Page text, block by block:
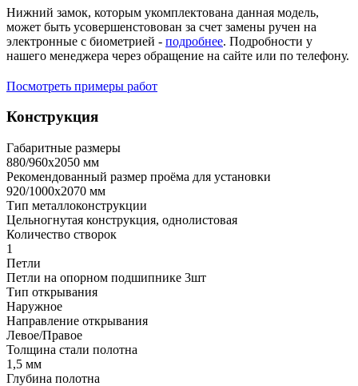
Нижний замок, которым укомплектована данная модель,
может быть усовершенстовован за счет замены ручен на
электронные с биометрией - подробнее. Подробности у
нашего менеджера через обращение на сайте или по телефону.
Посмотреть примеры работ
Конструкция
Габаритные размеры
880/960х2050 мм
Рекомендованный размер проёма для установки
920/1000х2070 мм
Тип металлоконструкции
Цельногнутая конструкция, однолистовая
Количество створок
1
Петли
Петли на опорном подшипнике 3шт
Тип открывания
Наружное
Направление открывания
Левое/Правое
Толщина стали полотна
1,5 мм
Глубина полотна